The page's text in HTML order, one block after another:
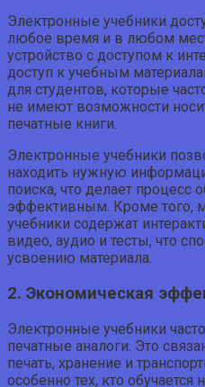
Электронные учебники
любое время и в любом
устройство с доступом к
доступ к учебным
для студентов, которые
не имеют возможности
печатные книги.
Электронные учебники
находить нужную
поиска, что делает процесс
эффективным. Кроме того,
учебники содержат
видео, аудио и тесты, что
усвоению материала.
2. Экономическая
Электронные учебники
печатные аналоги. Это
печать, хранение и
особенно тех, кто обучается